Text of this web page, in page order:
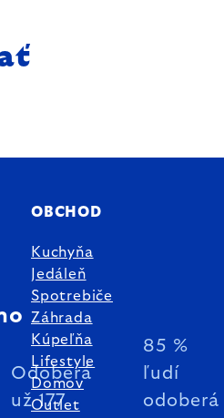
Odoberá
už 177
85 %
ľudí
odoberá
OBCHOD
Kuchyňa
Jedáleň
Spotrebiče
Záhrada
Kúpeľňa
Lifestyle
Domov
Outlet